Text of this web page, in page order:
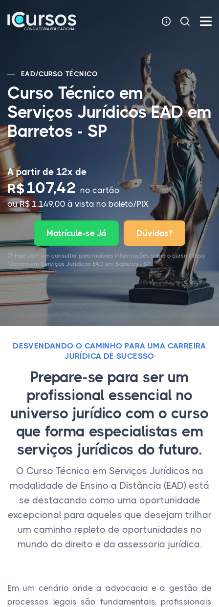
EAD/CURSO TÉCNICO
Curso Técnico em
Serviços Jurídicos EAD em
Barretos - SP
A partir de 12x de
R$107,42 no cartão
ou R$ 1.149,00 à vista no boleto/PIX
Matrícule-se Já Dúvidas?
Fale com um consultor para maiores informações sobre o curso Curso
Técnico em Serviços Jurídicos EAD em Barretos - SP.
DESVENDANDO O CAMINHO PARA UMA CARREIRA
JURÍDICA DE SUCESSO
Prepare-se para ser um
profissional essencial no
universo jurídico com o curso
que forma especialistas em
serviços jurídicos do futuro.
O Curso Técnico em Serviços Jurídicos na
modalidade de Ensino a Distância (EAD) está
se destacando como uma oportunidade
excepcional para aqueles que desejam trilhar
um caminho repleto de oportunidades no
mundo do direito e da assessoria jurídica.
Em um cenário onde a advocacia e a gestão de
processos legais são fundamentais, profissionais